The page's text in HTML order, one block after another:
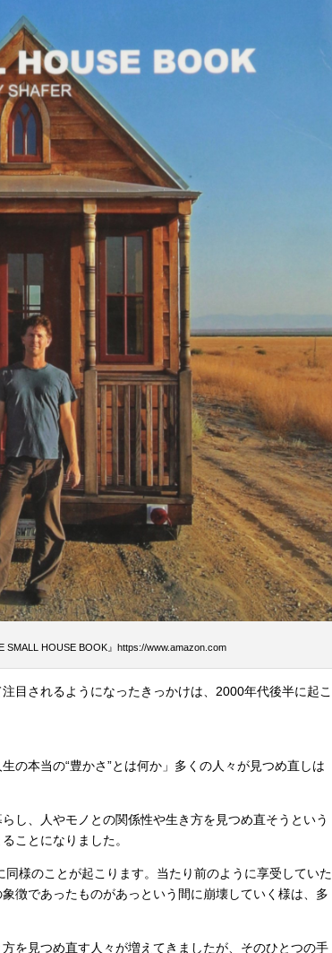
SMALL HOUSE BOOK』https://www.amazon.com
目されるようになったきっかけは、2000年代後半に起こ
の本当の“豊かさ”とは何か」多くの人々が見つめ直しは
し、人やモノとの関係性や生き方を見つめ直そうという
ことになりました。
様のことが起こります。当たり前のように享受していた
徴であったものがあっという間に崩壊していく様は、多
を見つめ直す人々が増えてきましたが、そのひとつの手